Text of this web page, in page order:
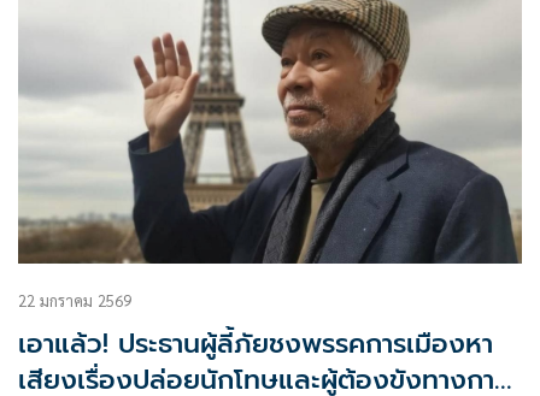
22 มกราคม 2569
เอาแล้ว! ประธานผู้ลี้ภัยชงพรรคการเมืองหา
เสียงเรื่องปล่อยนักโทษและผู้ต้องขังทางการ